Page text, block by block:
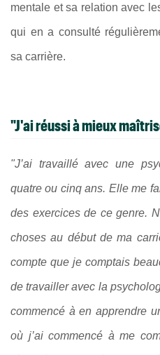
mentale et sa relation avec
qui en a consulté
sa carrière.
"J'ai réussi à mieux
"J’ai travaillé avec une
quatre ou cinq ans. Elle me
des exercices de ce genre.
choses au début de ma
compte que je comptais
de travailler avec la
commencé à en apprendre
où j’ai commencé à me